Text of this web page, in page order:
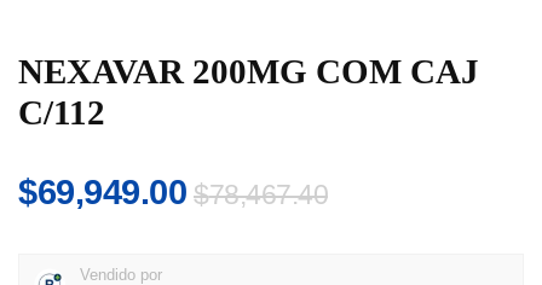
NEXAVAR 200MG COM CAJ
C/112
$78,467.40El
$69,949.00
El
Vendido por